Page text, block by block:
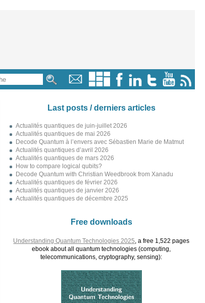
Last posts / derniers articles
Actualités quantiques de juin-juillet 2026
Actualités quantiques de mai 2026
Decode Quantum à l’envers avec Sébastien Marie de Matmut
Actualités quantiques d’avril 2026
Actualités quantiques de mars 2026
How to compare logical qubits?
Decode Quantum with Christian Weedbrook from Xanadu
Actualités quantiques de février 2026
Actualités quantiques de janvier 2026
Actualités quantiques de décembre 2025
Free downloads
Understanding Quantum Technologies 2025 , a free 1,522 pages
ebook about all quantum technologies (computing,
telecommunications, cryptography, sensing):